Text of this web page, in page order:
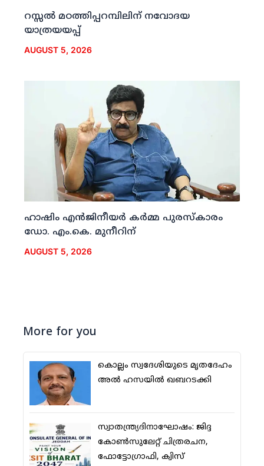
റസ്സല്‍ മഠത്തിപ്പറമ്പിലിന് നവോദയ
യാത്രയയപ്പ്
AUGUST 5, 2026
ഹാഷിം എന്‍ജിനീയര്‍ കര്‍മ്മ പുരസ്‌കാരം
ഡോ. എം.കെ. മുനീറിന്
AUGUST 5, 2026
More for you
കൊല്ലം സ്വദേശിയുടെ മൃതദേഹം
അല്‍ ഹസയില്‍ ഖബറടക്കി
സ്വാതന്ത്ര്യദിനാഘോഷം: ജിദ്ദ
കോണ്‍സുലേറ്റ് ചിത്രരചന,
ഫോട്ടോഗ്രാഫി, ക്വിസ്